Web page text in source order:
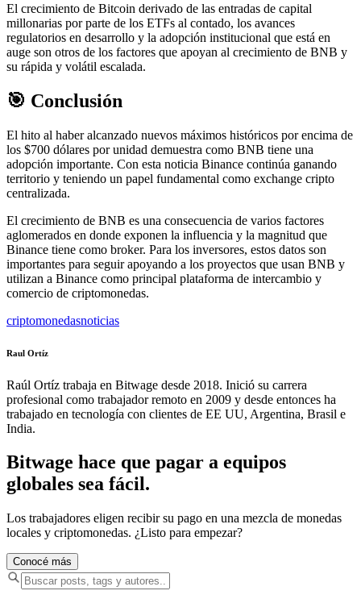
El crecimiento de Bitcoin derivado de las entradas de capital
millonarias por parte de los ETFs al contado, los avances
regulatorios en desarrollo y la adopción institucional que está en
auge son otros de los factores que apoyan al crecimiento de BNB y
su rápida y volátil escalada.
🎯 Conclusión
El hito al haber alcanzado nuevos máximos históricos por encima de
los $700 dólares por unidad demuestra como BNB tiene una
adopción importante. Con esta noticia Binance continúa ganando
territorio y teniendo un papel fundamental como exchange cripto
centralizada.
El crecimiento de BNB es una consecuencia de varios factores
aglomerados en donde exponen la influencia y la magnitud que
Binance tiene como broker. Para los inversores, estos datos son
importantes para seguir apoyando a los proyectos que usan BNB y
utilizan a Binance como principal plataforma de intercambio y
comercio de criptomonedas.
criptomonedasnoticias
Raul Ortíz
Raúl Ortíz trabaja en Bitwage desde 2018. Inició su carrera
profesional como trabajador remoto en 2009 y desde entonces ha
trabajado en tecnología con clientes de EE UU, Argentina, Brasil e
India.
Bitwage hace que pagar a equipos
globales sea fácil.
Los trabajadores eligen recibir su pago en una mezcla de monedas
locales y criptomonedas. ¿Listo para empezar?
Conocé más